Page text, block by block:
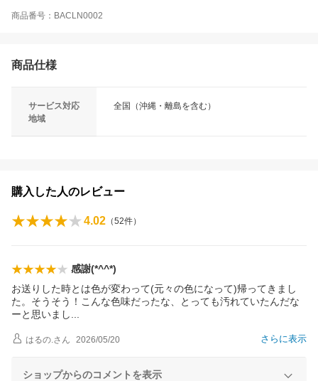
商品番号：BACLN0002
商品仕様
サービス対応
地域
全国（沖縄・離島を含む）
購入した人のレビュー
4.02 （52件）
感謝(*^^*)
お送りした時とは色が変わって(元々の色になって)帰ってきまし
た。そうそう！こんな色味だったな、とっても汚れていたんだな
ーと思いま し
さらに表示
はるの.さん 2026/05/20
ショップからのコメントを表示